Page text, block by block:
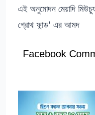
এই অনুমোদন মেয়াদি
গ্রোথ ফান্ড’ এর আমদ
Facebook